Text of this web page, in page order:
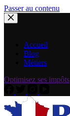
Passer au contenu
Accueil
Blog
Métiers
Optimisez ses impôts